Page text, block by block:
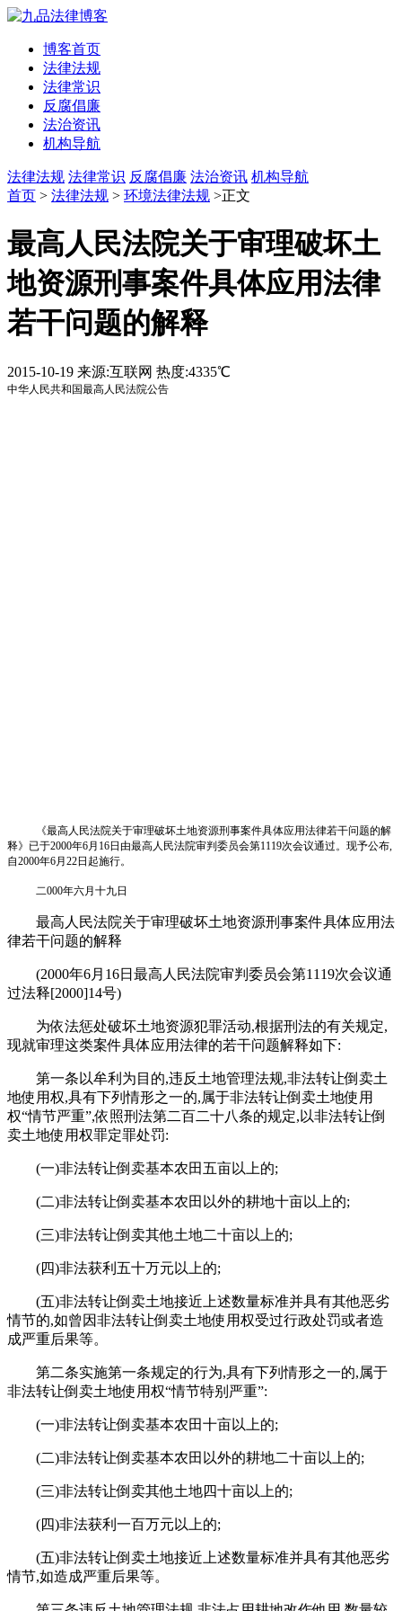
博客首页
法律法规
法律常识
反腐倡廉
法治资讯
机构导航
法律法规 法律常识 反腐倡廉 法治资讯 机构导航
首页 > 法律法规 > 环境法律法规 >正文
最高人民法院关于审理破坏土
地资源刑事案件具体应用法律
若干问题的解释
2015-10-19 来源:互联网 热度:4335℃
中华人民共和国最高人民法院公告
《最高人民法院关于审理破坏土地资源刑事案件具体应用法律若干问题的解
释》已于2000年6月16日由最高人民法院审判委员会第1119次会议通过。现予公布,
自2000年6月22日起施行。
二000年六月十九日
最高人民法院关于审理破坏土地资源刑事案件具体应用法
律若干问题的解释
(2000年6月16日最高人民法院审判委员会第1119次会议通
过法释[2000]14号)
为依法惩处破坏土地资源犯罪活动,根据刑法的有关规定,
现就审理这类案件具体应用法律的若干问题解释如下:
第一条以牟利为目的,违反土地管理法规,非法转让倒卖土
地使用权,具有下列情形之一的,属于非法转让倒卖土地使用
权“情节严重”,依照刑法第二百二十八条的规定,以非法转让倒
卖土地使用权罪定罪处罚:
(一)非法转让倒卖基本农田五亩以上的;
(二)非法转让倒卖基本农田以外的耕地十亩以上的;
(三)非法转让倒卖其他土地二十亩以上的;
(四)非法获利五十万元以上的;
(五)非法转让倒卖土地接近上述数量标准并具有其他恶劣
情节的,如曾因非法转让倒卖土地使用权受过行政处罚或者造
成严重后果等。
第二条实施第一条规定的行为,具有下列情形之一的,属于
非法转让倒卖土地使用权“情节特别严重”:
(一)非法转让倒卖基本农田十亩以上的;
(二)非法转让倒卖基本农田以外的耕地二十亩以上的;
(三)非法转让倒卖其他土地四十亩以上的;
(四)非法获利一百万元以上的;
(五)非法转让倒卖土地接近上述数量标准并具有其他恶劣
情节,如造成严重后果等。